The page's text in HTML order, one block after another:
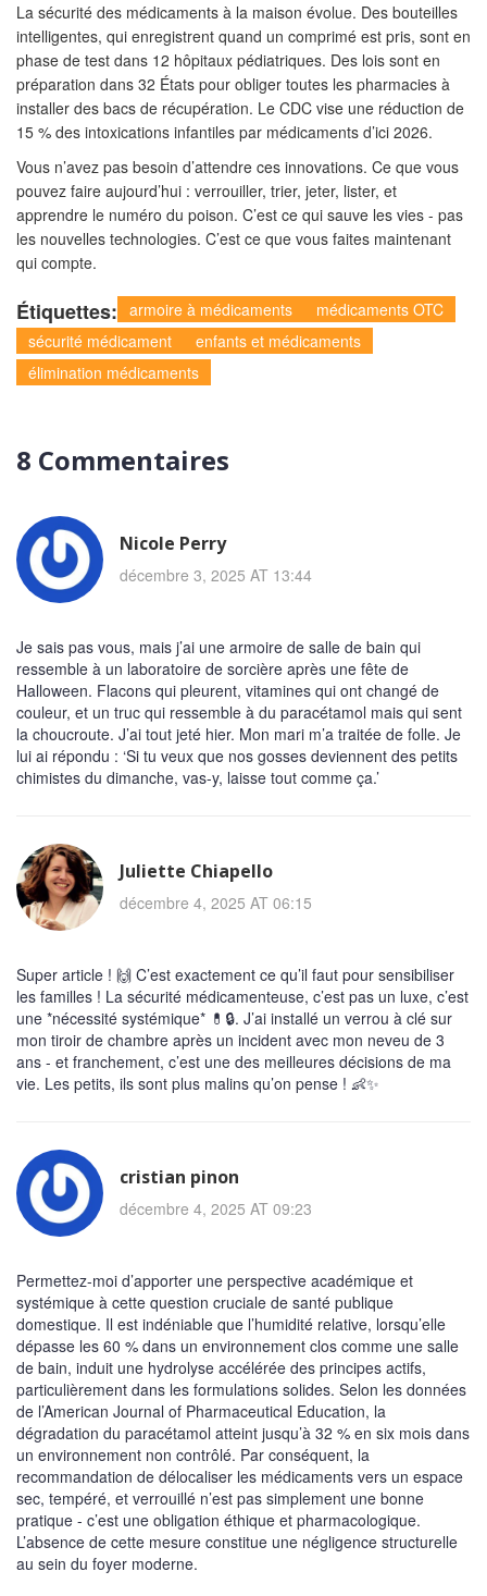
La sécurité des médicaments à la maison évolue. Des bouteilles
intelligentes, qui enregistrent quand un comprimé est pris, sont en
phase de test dans 12 hôpitaux pédiatriques. Des lois sont en
préparation dans 32 États pour obliger toutes les pharmacies à
installer des bacs de récupération. Le CDC vise une réduction de
15 % des intoxications infantiles par médicaments d’ici 2026.
Vous n’avez pas besoin d’attendre ces innovations. Ce que vous
pouvez faire aujourd’hui : verrouiller, trier, jeter, lister, et
apprendre le numéro du poison. C’est ce qui sauve les vies - pas
les nouvelles technologies. C’est ce que vous faites maintenant
qui compte.
Étiquettes: armoire à médicaments
médicaments OTC
sécurité médicament
enfants et médicaments
élimination médicaments
8 Commentaires
Nicole Perry
décembre 3, 2025 AT 13:44
Je sais pas vous, mais j’ai une armoire de salle de bain qui
ressemble à un laboratoire de sorcière après une fête de
Halloween. Flacons qui pleurent, vitamines qui ont changé de
couleur, et un truc qui ressemble à du paracétamol mais qui sent
la choucroute. J’ai tout jeté hier. Mon mari m’a traitée de folle. Je
lui ai répondu : ‘Si tu veux que nos gosses deviennent des petits
chimistes du dimanche, vas-y, laisse tout comme ça.’
Juliette Chiapello
décembre 4, 2025 AT 06:15
Super article ! 🙌 C’est exactement ce qu’il faut pour sensibiliser
les familles ! La sécurité médicamenteuse, c’est pas un luxe, c’est
une *nécessité systémique* 💊🔒. J’ai installé un verrou à clé sur
mon tiroir de chambre après un incident avec mon neveu de 3
ans - et franchement, c’est une des meilleures décisions de ma
vie. Les petits, ils sont plus malins qu’on pense ! 👶✨
cristian pinon
décembre 4, 2025 AT 09:23
Permettez-moi d’apporter une perspective académique et
systémique à cette question cruciale de santé publique
domestique. Il est indéniable que l’humidité relative, lorsqu’elle
dépasse les 60 % dans un environnement clos comme une salle
de bain, induit une hydrolyse accélérée des principes actifs,
particulièrement dans les formulations solides. Selon les données
de l’American Journal of Pharmaceutical Education, la
dégradation du paracétamol atteint jusqu’à 32 % en six mois dans
un environnement non contrôlé. Par conséquent, la
recommandation de délocaliser les médicaments vers un espace
sec, tempéré, et verrouillé n’est pas simplement une bonne
pratique - c’est une obligation éthique et pharmacologique.
L’absence de cette mesure constitue une négligence structurelle
au sein du foyer moderne.